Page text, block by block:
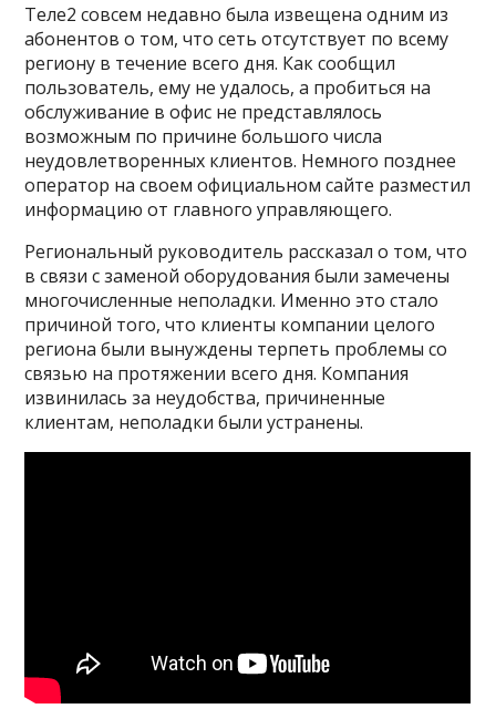
Теле2 совсем недавно была извещена одним из
абонентов о том, что сеть отсутствует по всему
региону в течение всего дня. Как сообщил
пользователь, ему не удалось, а пробиться на
обслуживание в офис не представлялось
возможным по причине большого числа
неудовлетворенных клиентов. Немного позднее
оператор на своем официальном сайте разместил
информацию от главного управляющего.
Региональный руководитель рассказал о том, что
в связи с заменой оборудования были замечены
многочисленные неполадки. Именно это стало
причиной того, что клиенты компании целого
региона были вынуждены терпеть проблемы со
связью на протяжении всего дня. Компания
извинилась за неудобства, причиненные
клиентам, неполадки были устранены.